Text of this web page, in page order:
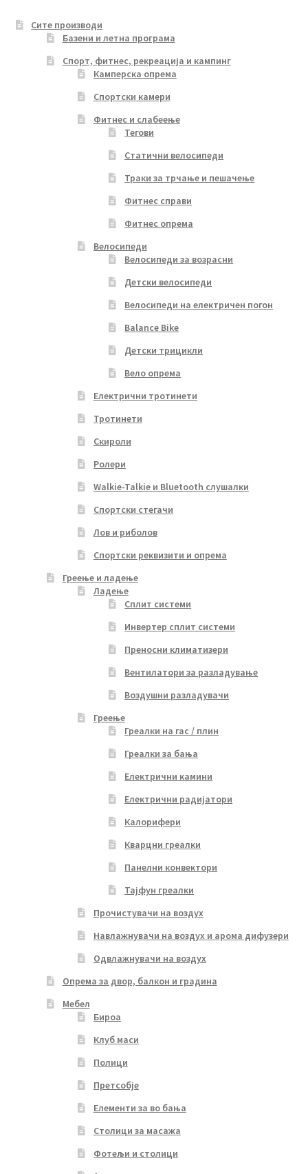
Сите производи
Базени и летна програма
Спорт, фитнес, рекреација и кампинг
Камперска опрема
Спортски камери
Фитнес и слабеење
Тегови
Статични велосипеди
Траки за трчање и пешачење
Фитнес справи
Фитнес опрема
Велосипеди
Велосипеди за возрасни
Детски велосипеди
Велосипеди на електричен погон
Balance Bike
Детски трицикли
Вело опрема
Електрични тротинети
Тротинети
Скироли
Ролери
Walkie-Talkie и Bluetooth слушалки
Спортски стегачи
Лов и риболов
Спортски реквизити и опрема
Греење и ладење
Ладење
Сплит системи
Инвертер сплит системи
Преносни климатизери
Вентилатори за разладување
Воздушни разладувачи
Греење
Греалки на гас / плин
Греалки за бања
Електрични камини
Електрични радијатори
Калорифери
Кварцни греалки
Панелни конвектори
Тајфун греалки
Прочистувачи на воздух
Навлажнувачи на воздух и арома дифузери
Одвлажнувачи на воздух
Опрема за двор, балкон и градина
Мебел
Бироа
Клуб маси
Полици
Претсобје
Елементи за во бања
Столици за масажа
Фотељи и столици